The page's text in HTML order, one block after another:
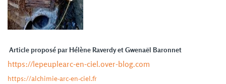
Article proposé par Hélène Raverdy et Gwenaël Baronnet
https://lepeuplearc-en-ciel.over-blog.com
https://alchimie-arc-en-ciel.fr